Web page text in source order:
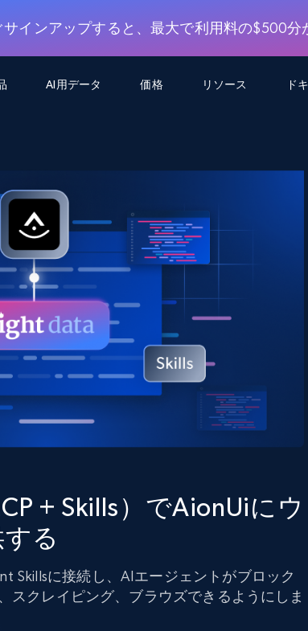
サインアップすると、最大で利用料の$500分
を解決
for agents
容易に検索エンジ
ックダックゴ
とホスティングに
ウザの設定
リンクトイン eコマース
ソーシャルメディア
AIスクレイパースタジオ
データセットマーケットプ
事前収集された600以上のドメイ
データ
リンクトイン
ソーシャルメディア
Data Firehose
Real-time web data, delivered as
OFF
イスからのグロー
ISPプロキシ
70万以上の完全準拠の静的住宅用プロキ
キシ
現する高速で信頼
AI用データ
り少ない障壁でトレ
対応済み
トのポリシー学習のた
トを絞ったウェブ動
対応データセットを
エージェントブラウザ
エージェントがウェブサイトを
できるようにする
ウェブを解き放つオールインワ
価格
$1/1k req
から始まる
$1/1k req
から始まる
$1/1k req
から始まる
$5/GB
Scraper Studio
FREE TIER
Data Firehose
から始まる
データセンタープロキシから始まる
$0.9/IP
リソース
ケーススタディ
プロキシロケーション
マスタークラス
ド
+ Skills）でAionUiにウ
る
Skillsに接続し、AIエージェントがブロック
スクレイピング、ブラウズできるようにしま